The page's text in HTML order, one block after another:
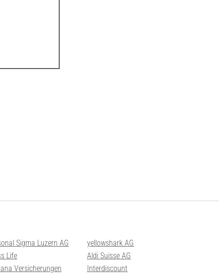
Sigma Luzern AG
yellowshark AG
Life
Aldi Suisse AG
Versicherungen
Interdiscount